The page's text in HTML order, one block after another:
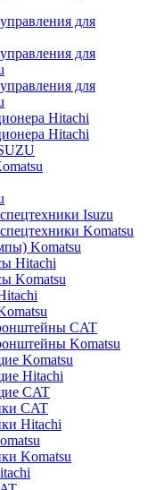
для
для
для
Hitachi
Hitachi
Isuzu
Komatsu
Komatsu
Hitachi
Komatsu
CAT
Komatsu
Komatsu
Hitachi
CAT
CAT
Hitachi
Komatsu